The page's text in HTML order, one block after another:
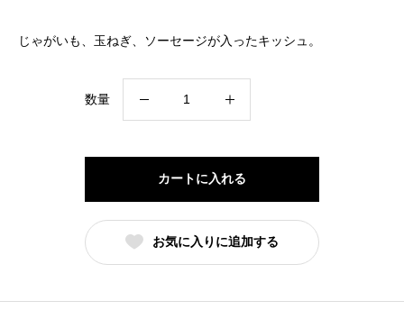
じゃがいも、玉ねぎ、ソーセージが入ったキッシュ。
数量
ポ
テ
ト
カートに入れる
お気に入りに追加する